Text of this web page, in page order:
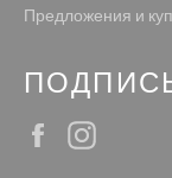
Предложения и
Facebook